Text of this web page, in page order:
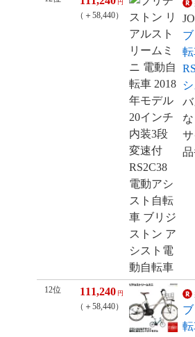
円
（＋58,440）
品
12位 111,240 円
（＋58,440）